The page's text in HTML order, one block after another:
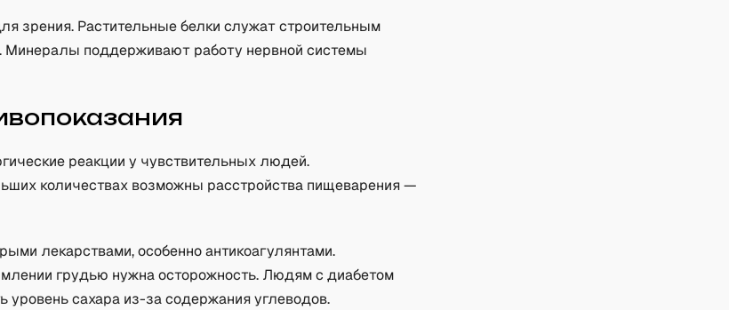
зрения. Растительные белки служат строительным
Минералы поддерживают работу нервной системы
реакции у чувствительных людей.
количествах возможны расстройства пищеварения —
лекарствами, особенно антикоагулянтами.
грудью нужна осторожность. Людям с диабетом
уровень сахара из-за содержания углеводов.